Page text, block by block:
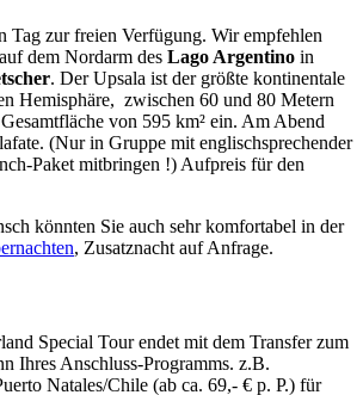
Tag zur freien Verfügung. Wir empfehlen
dem Nordarm des Lago Argentino in
. Der Upsala ist der größte kontinentale
Hemisphäre, zwischen 60 und 80 Metern
von 595 km² ein. Am Abend
(Nur in Gruppe mit englischsprechender
Paket mitbringen !) Aufpreis für den
könnten Sie auch sehr komfortabel in der
, Zusatznacht auf Anfrage.
Special Tour endet mit dem Transfer zum
Ihres Anschluss-Programms. z.B.
Natales/Chile (ab ca. 69,- € p. P.) für